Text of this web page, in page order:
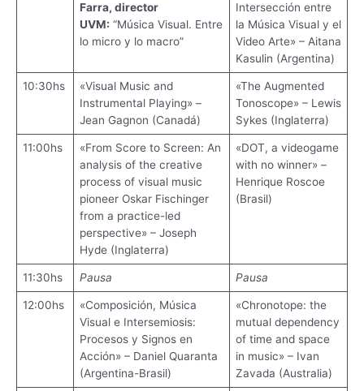
Farra, director
UVM: “Música Visual. Entre
lo micro y lo macro”
Intersección entre
la Música Visual y el
Video Arte» – Aitana
Kasulin (Argentina)
10:30hs
«Visual Music and
Instrumental Playing» –
Jean Gagnon (Canadá)
«The Augmented
Tonoscope» – Lewis
Sykes (Inglaterra)
11:00hs
«From Score to Screen: An
analysis of the creative
process of visual music
pioneer Oskar Fischinger
from a practice-led
perspective» – Joseph
Hyde (Inglaterra)
«DOT, a videogame
with no winner» –
Henrique Roscoe
(Brasil)
11:30hs Pausa Pausa
12:00hs
«Composición, Música
Visual e Intersemiosis:
Procesos y Signos en
Acción» – Daniel Quaranta
(Argentina-Brasil)
«Chronotope: the
mutual dependency
of time and space
in music» – Ivan
Zavada (Australia)